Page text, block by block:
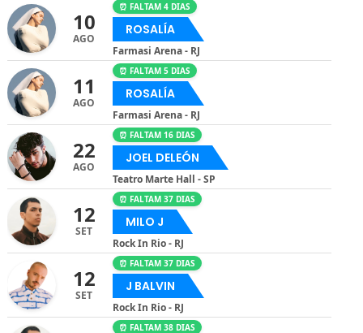
10
AGO
⏰ FALTAM 4 DIAS
ROSALÍA
Farmasi Arena - RJ
11
AGO
⏰ FALTAM 5 DIAS
ROSALÍA
Farmasi Arena - RJ
22
AGO
⏰ FALTAM 16 DIAS
JOEL DELEÓN
Teatro Marte Hall - SP
12
SET
⏰ FALTAM 37 DIAS
MILO J
Rock In Rio - RJ
12
SET
⏰ FALTAM 37 DIAS
J BALVIN
Rock In Rio - RJ
⏰ FALTAM 38 DIAS